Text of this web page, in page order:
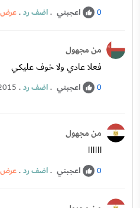
0 اعجبني .اضف رد.عرض
من مجهول
فعلا عادي ولا خوف عليكي
0 اعجبني .اضف رد.
من مجهول
اااااا
0 اعجبني .اضف رد.عرض